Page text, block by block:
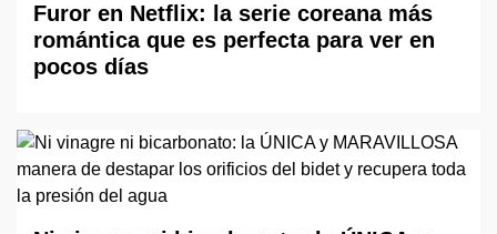
Furor en Netflix: la serie coreana más
romántica que es perfecta para ver en
pocos días